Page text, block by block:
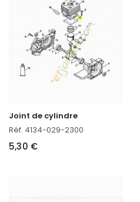
Joint de cylindre
Réf. 4134-029-2300
5,30 €